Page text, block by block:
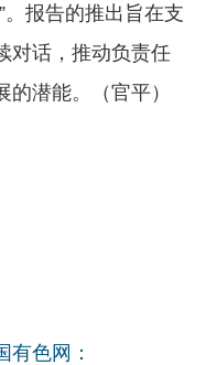
。报告的推出旨在支
对话，推动负责任
潜能。（官平）
有色网：